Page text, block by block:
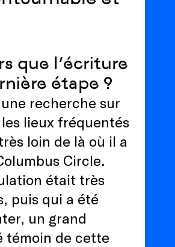
que l’écriture
étape ?
recherche sur
lieux fréquentés
loin de là où il a
Circle.
était très
puis qui a été
un grand
témoin de cette